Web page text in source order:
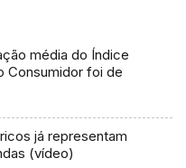
média do Índice
Consumidor foi de
já representam
(vídeo)